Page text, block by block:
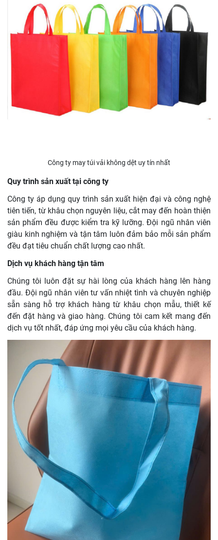
Công ty may túi vải không dệt uy tín nhất
Quy trình sản xuất tại công ty
Công ty áp dụng quy trình sản xuất hiện đại và công nghệ
tiên tiến, từ khâu chọn nguyên liệu, cắt may đến hoàn thiện
sản phẩm đều được kiểm tra kỹ lưỡng. Đội ngũ nhân viên
giàu kinh nghiệm và tận tâm luôn đảm bảo mỗi sản phẩm
đều đạt tiêu chuẩn chất lượng cao nhất.
Dịch vụ khách hàng tận tâm
Chúng tôi luôn đặt sự hài lòng của khách hàng lên hàng
đầu. Đội ngũ nhân viên tư vấn nhiệt tình và chuyên nghiệp
sẵn sàng hỗ trợ khách hàng từ khâu chọn mẫu, thiết kế
đến đặt hàng và giao hàng. Chúng tôi cam kết mang đến
dịch vụ tốt nhất, đáp ứng mọi yêu cầu của khách hàng.